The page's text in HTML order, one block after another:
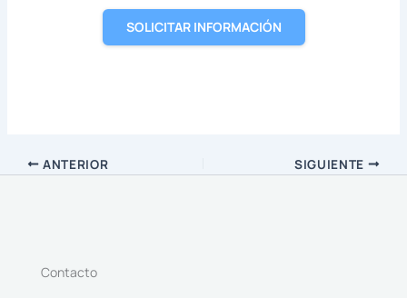
SOLICITAR INFORMACIÓN
ANTERIOR SIGUIENTE
Contacto